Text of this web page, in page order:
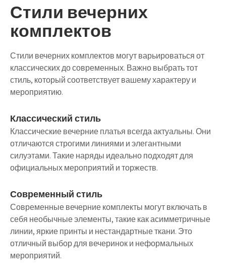
Стили вечерних
комплектов
Стили вечерних комплектов могут варьироваться от
классических до современных. Важно выбрать тот
стиль, который соответствует вашему характеру и
мероприятию.
Классический стиль
Классические вечерние платья всегда актуальны. Они
отличаются строгими линиями и элегантными
силуэтами. Такие наряды идеально подходят для
официальных мероприятий и торжеств.
Современный стиль
Современные вечерние комплекты могут включать в
себя необычные элементы, такие как асимметричные
линии, яркие принты и нестандартные ткани. Это
отличный выбор для вечеринок и неформальных
мероприятий.